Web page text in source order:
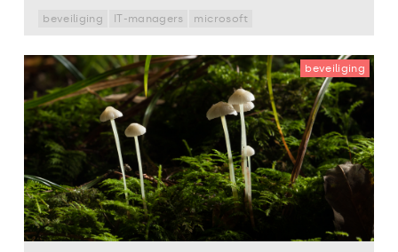
beveiliging IT-managers microsoft
beveiliging